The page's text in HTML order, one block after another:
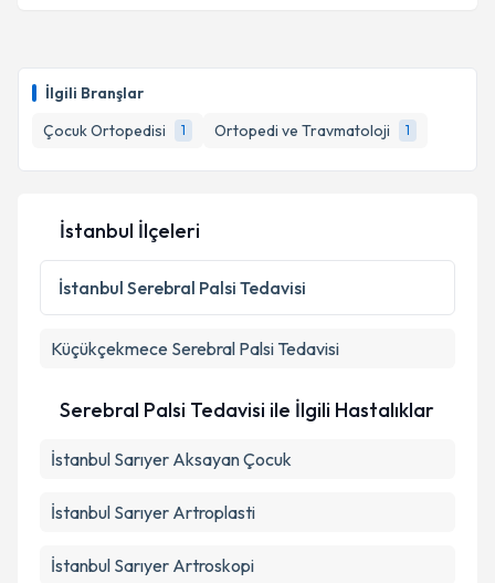
İlgili Branşlar
Çocuk Ortopedisi
1 Ortopedi ve Travmatoloji 1
için bir takvim hazırlandığında e-posta ile
bilgilendireceğiz.
E-posta Adresiniz
Kişisel verilerimin işlenmesine ilişkin
Metni'ni okudum ve kişisel verilerimin belirtilen
İstanbul İlçeleri
İstanbul Serebral Palsi Tedavisi
Küçükçekmece Serebral Palsi Tedavisi
Serebral Palsi Tedavisi ile İlgili Hastalıklar
İstanbul Sarıyer Aksayan Çocuk
İstanbul Sarıyer Artroplasti
İstanbul Sarıyer Artroskopi